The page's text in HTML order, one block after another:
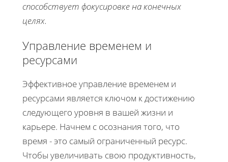
способствует фокусировке на конечных
целях.
Управление временем и
ресурсами
Эффективное управление временем и
ресурсами является ключом к достижению
следующего уровня в вашей жизни и
карьере. Начнем с осознания того, что
время - это самый ограниченный ресурс.
Чтобы увеличивать свою продуктивность,